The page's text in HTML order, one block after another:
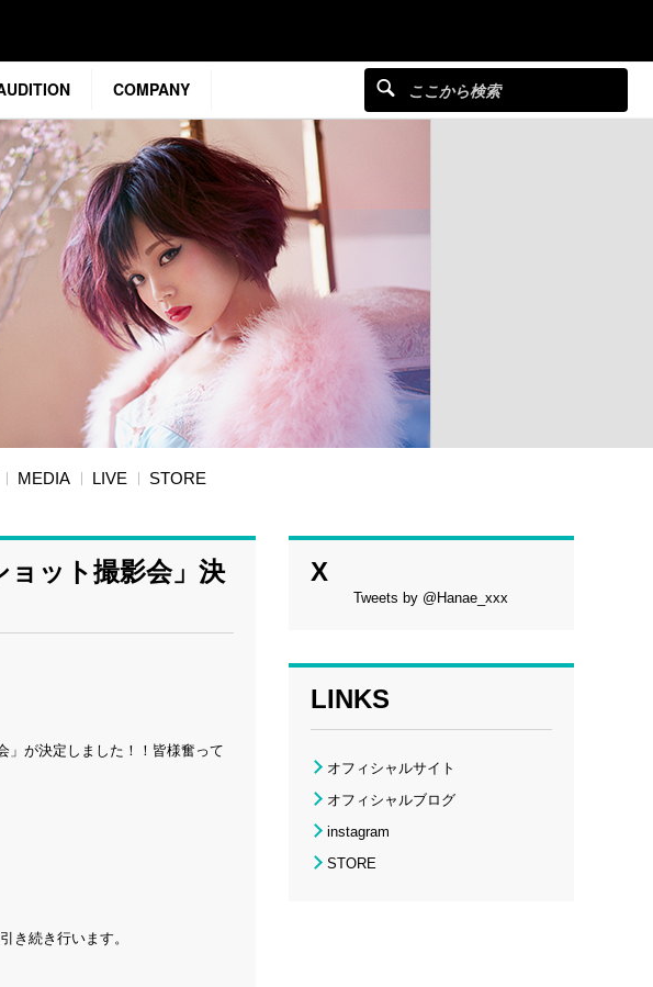
COMPANY
MEDIA LIVE STORE
ット撮影会」決
」が決定しました！！皆様奮って
き行います。
X
Tweets by @Hanae_xxx
LINKS
オフィシャルサイト
オフィシャルブログ
instagram
STORE